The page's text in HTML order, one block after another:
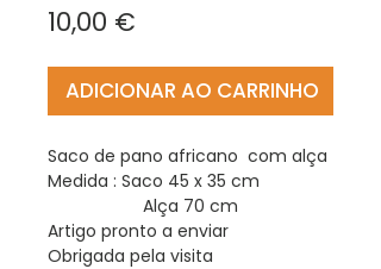
10,00 €
ADICIONAR AO CARRINHO
Saco de pano africano com alça
Medida : Saco 45 x 35 cm
Alça 70 cm
Artigo pronto a enviar
Obrigada pela visita